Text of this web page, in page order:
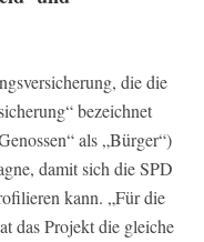
die die
bezeichnet
als „Bürger“)
damit sich die SPD
kann. „Für die
das Projekt die gleiche